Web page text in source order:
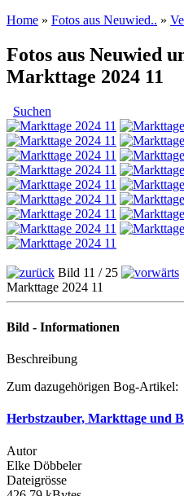
Home » Fotos aus Neuwied.. »
Fotos aus Neuwied
Markttage 2024 11
Suchen
Bild 11 / 25
Markttage 2024 11
Bild - Informationen
Beschreibung
Zum dazugehörigen Bog-Artikel:
Herbstzauber, Markttage und
Autor
Elke Döbbeler
Dateigrösse